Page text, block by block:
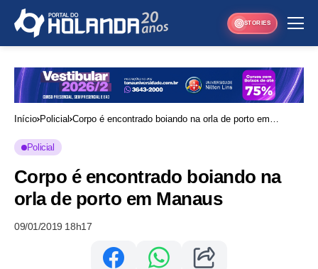
STORIES
Início Policial Corpo é encontrado boiando na orla de porto em
Policial
Corpo é encontrado boiando na
orla de porto em Manaus
09/01/2019 18h17